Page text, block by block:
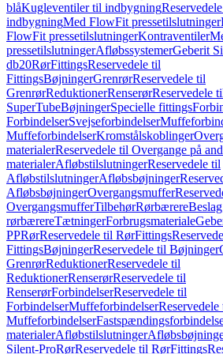
blåKugleventiler til indbygning
indbygningMed FlowFit pressetilslutninger
FlowFit pressetilslutningerKontraventiler
pressetilslutningerAfløbssystemerGeberit
db20RørFittingsReservedele til
FittingsBøjningerGrenrørReservedele til
GrenrørReduktionerRenserørReservedele
SuperTubeBøjningerSpecielle fittings
ForbindelserSvejseforbindelser
MuffeforbindelserKromstålskoblinger
materialerReservedele til Overgange på
materialerAfløbstilslutningerReservedele til
AfløbstilslutningerAfløbsbøjninger
AfløbsbøjningerOvergangsmuffer
OvergangsmufferTilbehørRørbærere
rørbærereTætningerForbrugsmateriale
PPRørReservedele til RørFittings
FittingsBøjningerReservedele til Bøjninger
GrenrørReduktionerReservedele til
ReduktionerRenserørReservedele til
RenserørForbindelserReservedele til
ForbindelserMuffeforbindelserReservedele
Muffeforbindelser
materialerAfløbstilslutninger
Silent-ProRørReservedele til RørFittings